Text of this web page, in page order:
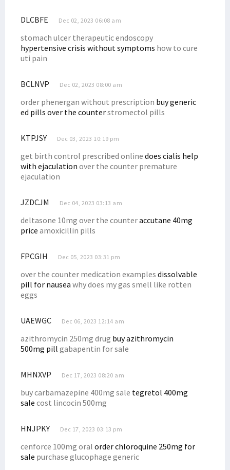
DLCBFE Dec 02, 2023 06:08 am
stomach ulcer therapeutic endoscopy
hypertensive crisis without symptoms how to cure
uti pain
BCLNVP Dec 02, 2023 08:00 am
order phenergan without prescription buy generic
ed pills over the counterstromectol pills
KTPJSY Dec 03, 2023 10:19 pm
get birth control prescribed online does cialis help
with ejaculation over the counter premature
ejaculation
JZDCJM Dec 04, 2023 03:13 am
deltasone 10mg over the counteraccutane 40mg
price amoxicillin pills
FPCGIH Dec 05, 2023 03:31 pm
over the counter medication examples dissolvable
pill for nausea why does my gas smell like rotten
eggs
UAEWGC Dec 06, 2023 12:14 am
azithromycin 250mg drug buy azithromycin
500mg pill gabapentin for sale
MHNXVP Dec 17, 2023 08:20 am
buy carbamazepine 400mg sale tegretol 400mg
sale cost lincocin 500mg
HNJPKY Dec 17, 2023 03:13 pm
cenforce 100mg oral order chloroquine 250mg for
sale purchase glucophage generic